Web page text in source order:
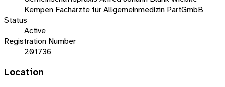
Kempen Fachärzte für Allgemeinmedizin PartGmbB
Status
Active
Registration Number
201736
Location